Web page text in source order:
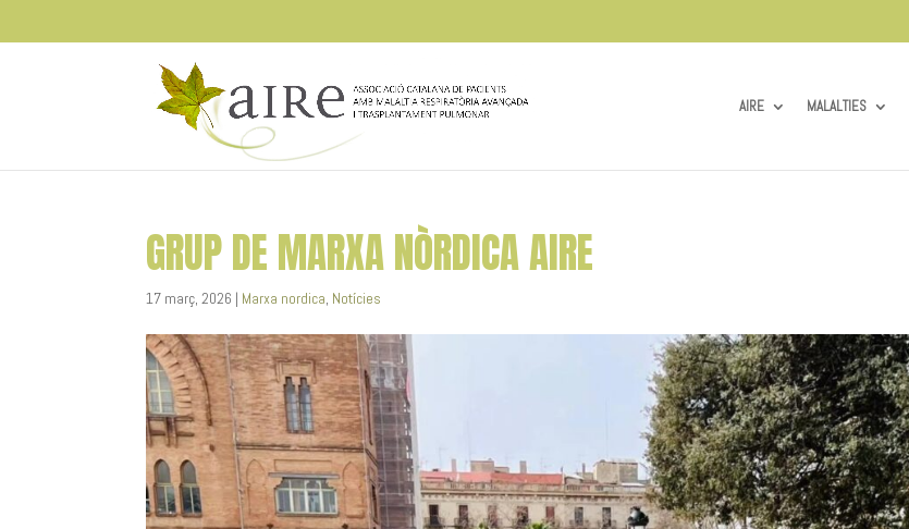
AIRE MALALTIES
GRUP DE MARXA NÒRDICA AIRE
17 març, 2026 | Marxa nordica, Notícies